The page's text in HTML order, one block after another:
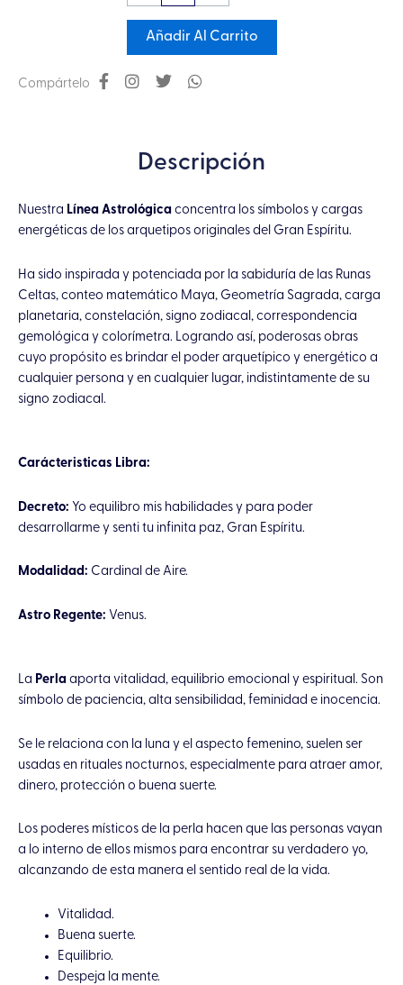
Pirámide
Orgonita
Libra
con
Bronzita
cantidad
Añadir Al Carrito
Compártelo
Descripción
Nuestra Línea Astrológica concentra los símbolos y cargas
energéticas de los arquetipos originales del Gran Espíritu.
Ha sido inspirada y potenciada por la sabiduría de las Runas
Celtas, conteo matemático Maya, Geometría Sagrada, carga
planetaria, constelación, signo zodiacal, correspondencia
gemológica y colorímetra. Logrando así, poderosas obras
cuyo propósito es brindar el poder arquetípico y energético a
cualquier persona y en cualquier lugar, indistintamente de su
signo zodiacal.
Carácteristicas Libra:
Decreto: Yo equilibro mis habilidades y para poder
desarrollarme y senti tu infinita paz, Gran Espíritu.
Modalidad: Cardinal de Aire.
Astro Regente: Venus.
La Perla aporta vitalidad, equilibrio emocional y espiritual. Son
símbolo de paciencia, alta sensibilidad, feminidad e inocencia.
Se le relaciona con la luna y el aspecto femenino, suelen ser
usadas en rituales nocturnos, especialmente para atraer amor,
dinero, protección o buena suerte.
Los poderes místicos de la perla hacen que las personas vayan
a lo interno de ellos mismos para encontrar su verdadero yo,
alcanzando de esta manera el sentido real de la vida.
Vitalidad.
Buena suerte.
Equilibrio.
Despeja la mente.